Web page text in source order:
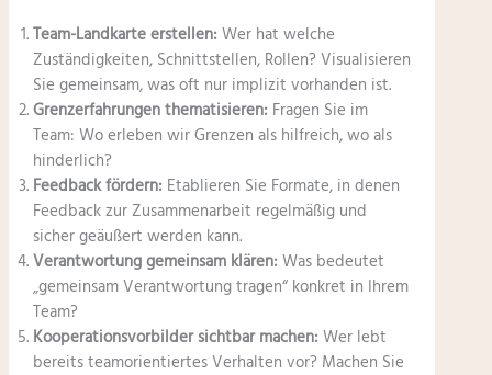
Team-Landkarte erstellen: Wer hat welche
Zuständigkeiten, Schnittstellen, Rollen? Visualisieren
Sie gemeinsam, was oft nur implizit vorhanden ist.
Grenzerfahrungen thematisieren: Fragen Sie im
Team: Wo erleben wir Grenzen als hilfreich, wo als
hinderlich?
Feedback fördern: Etablieren Sie Formate, in denen
Feedback zur Zusammenarbeit regelmäßig und
sicher geäußert werden kann.
Verantwortung gemeinsam klären: Was bedeutet
„gemeinsam Verantwortung tragen“ konkret in Ihrem
Team?
Kooperationsvorbilder sichtbar machen: Wer lebt
bereits teamorientiertes Verhalten vor? Machen Sie